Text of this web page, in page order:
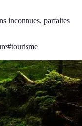
inconnues, parfaites
#tourisme